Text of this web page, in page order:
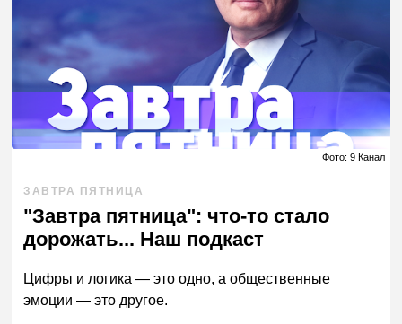
Фото: 9 Канал
ЗАВТРА ПЯТНИЦА
"Завтра пятница": что-то стало
дорожать... Наш подкаст
Цифры и логика — это одно, а общественные
эмоции — это другое.